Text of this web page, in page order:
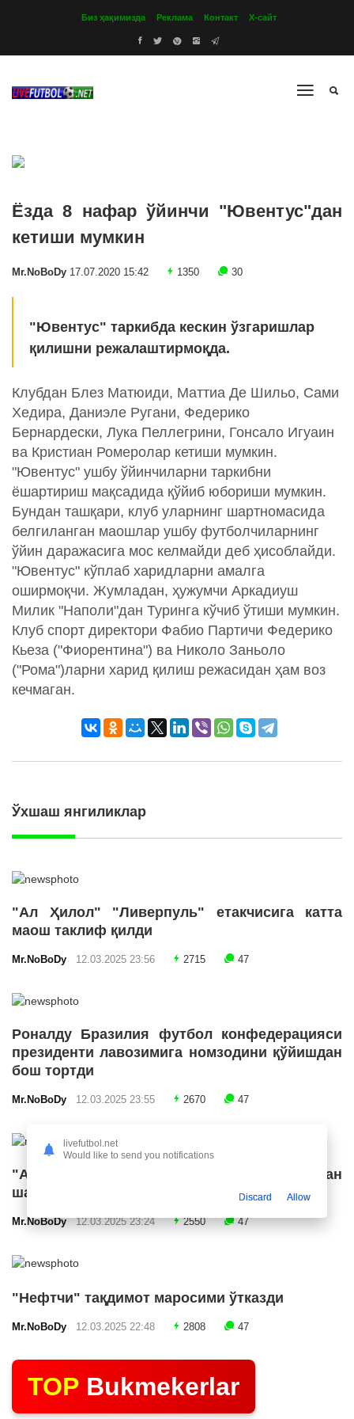
Биз ҳақимизда Реклама Контакт Х-сайт
Ёзда 8 нафар ўйинчи "Ювентус"дан
кетиши мумкин
Mr.NoBoDy 17.07.2020 15:42 1350 30
"Ювентус" таркибда кескин ўзгаришлар
қилишни режалаштирмоқда.
Клубдан Блез Матюиди, Маттиа Де Шильо, Сами
Хедира, Даниэле Ругани, Федерико
Бернардески, Лука Пеллегрини, Гонсало Игуаин
ва Кристиан Ромеролар кетиши мумкин.
"Ювентус" ушбу ўйинчиларни таркибни
ёшартириш мақсадида қўйиб юбориши мумкин.
Бундан ташқари, клуб уларнинг шартномасида
белгиланган маошлар ушбу футболчиларнинг
ўйин даражасига мос келмайди деб ҳисоблайди.
"Ювентус" кўплаб харидларни амалга
оширмоқчи. Жумладан, ҳужумчи Аркадиуш
Милик "Наполи"дан Туринга кўчиб ўтиши мумкин.
Клуб спорт директори Фабио Партичи Федерико
Кьеза ("Фиорентина") ва Николо Заньоло
("Рома")ларни харид қилиш режасидан ҳам воз
кечмаган.
Ўхшаш янгиликлар
"Ал Ҳилол" "Ливерпуль" етакчисига катта
маош таклиф қилди
Mr.NoBoDy 12.03.2025 23:56 2715 47
Роналду Бразилия футбол конфедерацияси
президенти лавозимига номзодини қўйишдан
бош тортди
Mr.NoBoDy 12.03.2025 23:55 2670 47
"Арсенал" икки ярим ҳимоячи билан
шартнома имзолашга яқин
Mr.NoBoDy12.03.2025 23:24 2550 47
"Нефтчи" тақдимот маросими ўтказди
Mr.NoBoDy 12.03.2025 22:48 2808 47
TOP Bukmekerlar
livefutbol.net
Would like to send you notifications
Discard Allow